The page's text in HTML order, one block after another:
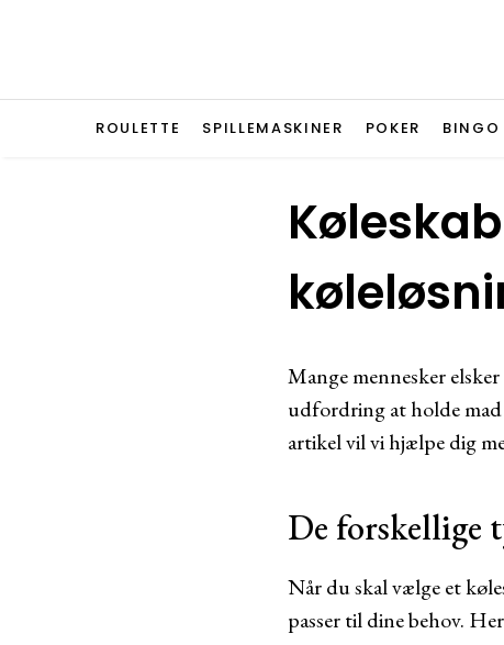
ROULETTE SPILLEMASKINER POKER BINGO
Mange mennesker
udfordring at holde
artikel vil vi hjælpe dig
De forskellige
Når du skal vælge et
passer til dine behov.